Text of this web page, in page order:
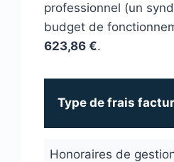
professionnel (un
budget de
623,86 €.
Type de frais
Honoraires de